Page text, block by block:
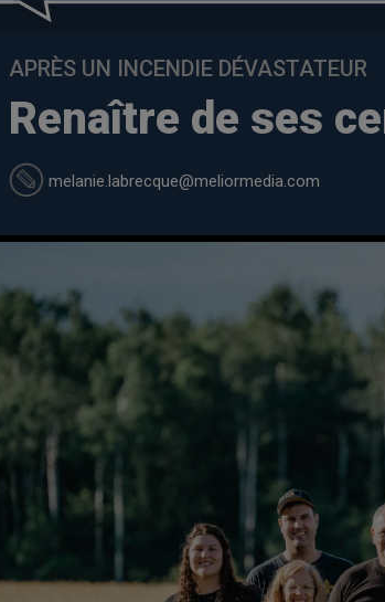
APRÈS UN INCENDIE DÉVASTATEUR
Renaître de ses
melanie.labrecque@meliormedia.com